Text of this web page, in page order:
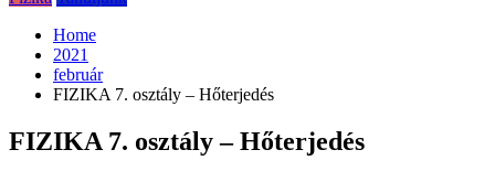
Home
2021
február
FIZIKA 7. osztály – Hőterjedés
FIZIKA 7. osztály – Hőterjedés